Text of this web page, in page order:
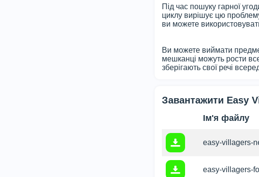
Під час пошуку гарної
циклу вирішує цю
ви можете
Ви можете виймати
мешканці можуть рости
зберігають свої речі
Завантажити Easy
Ім'я файлу
easy-villagers-
easy-villagers-